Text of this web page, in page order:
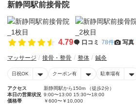
新静岡駅前接骨院
4.79 口コミ 78件 写真
マッサージ 接骨・整骨 整体 鍼灸
日祝OK クーポン有 駐車場有
アクセス
新静岡駅から150m （徒歩2分）
本日の営業状況 9:00〜13:00 15:30〜18:00
価格帯
￥600〜￥10,000